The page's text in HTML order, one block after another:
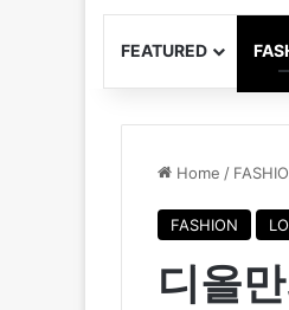
FEATURED
Home /
FASHION
디올